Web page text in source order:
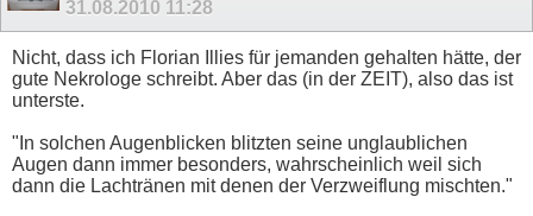
31.08.2010 11:28
Nicht, dass ich Florian Illies für jemanden gehalten hätte, der
gute Nekrologe schreibt. Aber das (in der ZEIT), also das ist
unterste.
"In solchen Augenblicken blitzten seine unglaublichen
Augen dann immer besonders, wahrscheinlich weil sich
dann die Lachtränen mit denen der Verzweiflung mischten."